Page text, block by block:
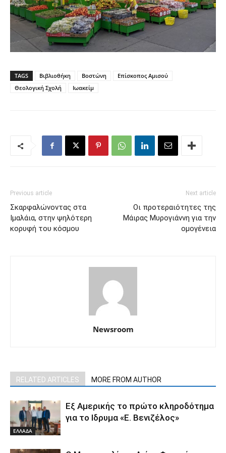
TAGS Βιβλιοθήκη Βοστώνη
Επίσκοπος Αμισού
Θεολογική Σχολή
Ιωακείμ
Previous article
Σκαρφαλώνοντας στα
Ιμαλάια, στην ψηλότερη
κορυφή του κόσμου
Next article
Οι προτεραιότητες της
Μάιρας Μυρογιάννη για την
ομογένεια
Newsroom
RELATED ARTICLES MORE FROM AUTHOR
ΕΛΛΑΔΑ
Εξ Αμερικής το πρώτο κληροδότημα
για το Ιδρυμα «Ε. Βενιζέλος»